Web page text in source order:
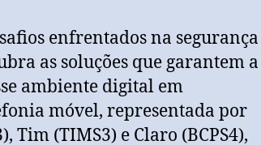
enfrentados na segurança
as soluções que garantem a
ambiente digital em
móvel, representada por
Tim (TIMS3) e Claro (BCPS4),